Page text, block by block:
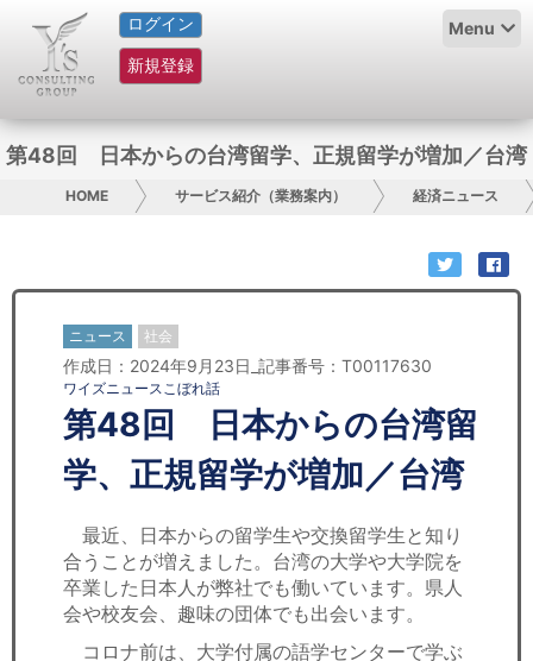
ログイン
新規登録
Menu
HOME
サービス紹介
グループ概要
日本人にPR
コンサルティング
リサーチ
セミナー
経済ニュース
労務顧問
第48回 日本からの台湾留学、正規留学が増加／台湾
HOME サービス紹介（業務案内） 経済ニュース
ニュース 社会
作成日：2024年9月23日_記事番号：T00117630
ワイズニュースこぼれ話
第48回 日本からの台湾留
学、正規留学が増加／台湾
最近、日本からの留学生や交換留学生と知り
合うことが増えました。台湾の大学や大学院を
卒業した日本人が弊社でも働いています。県人
会や校友会、趣味の団体でも出会います。
コロナ前は、大学付属の語学センターで学ぶ